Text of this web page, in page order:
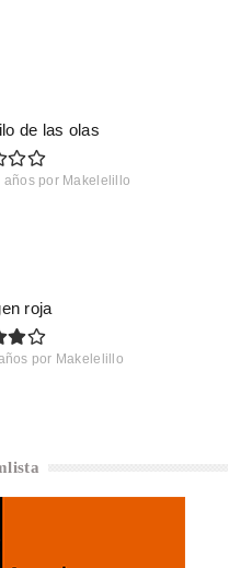
de las olas
años por Makelelillo
roja
por Makelelillo